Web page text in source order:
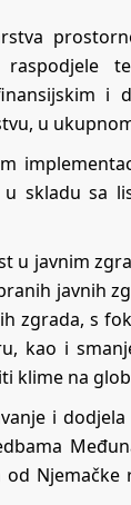
i
u
skladu sa
u javnim
javnih
zgrada, s
kao i
klime na
i
Njemačke